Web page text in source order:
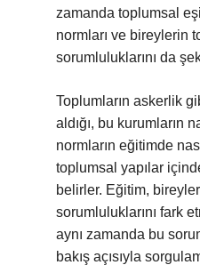
zamanda toplumsal
normları ve bireylerin
sorumluluklarını da
Toplumların askerlik
aldığı, bu kurumların
normların eğitimde
toplumsal yapılar
belirler. Eğitim,
sorumluluklarını fark
aynı zamanda bu
bakış açısıyla